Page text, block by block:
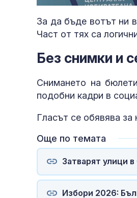
За да бъде вотът ни
Част от тях са
Без снимки и
Снимането на
подобни кадри в
Гласът се обявява
Още по темата
Затварят улици
Избори 2026: